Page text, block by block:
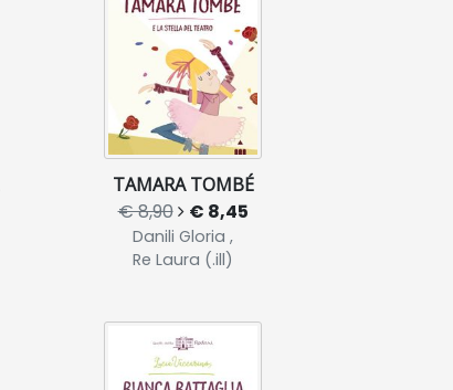
TAMARA TOMBÉ
€ 8,90 € 8,45
Danili Gloria ,
Re Laura (.ill)